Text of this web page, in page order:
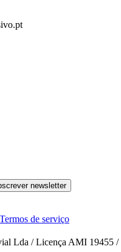
newsletter
de serviço
Lda / Licença AMI 19455 /